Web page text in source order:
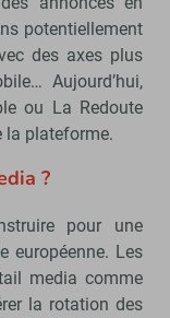
potentiellement
des axes plus
Aujourd’hui,
ou La Redoute
la plateforme.
?
pour une
européenne. Les
media comme
la rotation des